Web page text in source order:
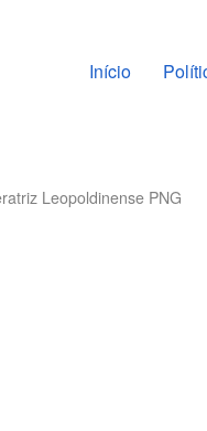
Pular para o
Início
Leopoldinense PNG